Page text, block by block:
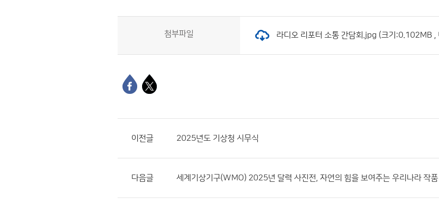
첨부파일 라디오 리포터 소통 간담회.jpg (크기:0.102MB
이전글 2025년도 기상청 시무식
다음글 세계기상기구(WMO) 2025년 달력 사진전, 자연의 힘을 보여주는 우리나라 작